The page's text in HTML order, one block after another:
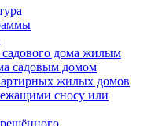
дома жилым
садовым домом
жилых домов
сносу или